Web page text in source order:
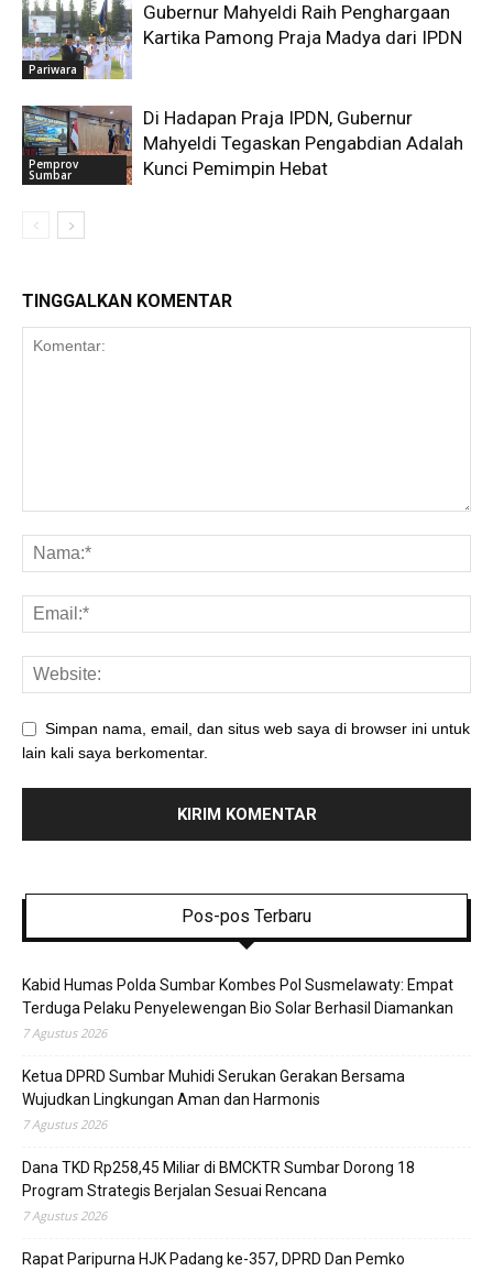
Pariwara
Gubernur Mahyeldi Raih Penghargaan
Kartika Pamong Praja Madya dari IPDN
Pemprov
Sumbar
Di Hadapan Praja IPDN, Gubernur
Mahyeldi Tegaskan Pengabdian Adalah
Kunci Pemimpin Hebat
TINGGALKAN KOMENTAR
Simpan nama, email, dan situs web saya di browser ini untuk
lain kali saya berkomentar.
Pos-pos Terbaru
Kabid Humas Polda Sumbar Kombes Pol Susmelawaty: Empat
Terduga Pelaku Penyelewengan Bio Solar Berhasil Diamankan
7 Agustus 2026
Ketua DPRD Sumbar Muhidi Serukan Gerakan Bersama
Wujudkan Lingkungan Aman dan Harmonis
7 Agustus 2026
Dana TKD Rp258,45 Miliar di BMCKTR Sumbar Dorong 18
Program Strategis Berjalan Sesuai Rencana
7 Agustus 2026
Rapat Paripurna HJK Padang ke-357, DPRD Dan Pemko